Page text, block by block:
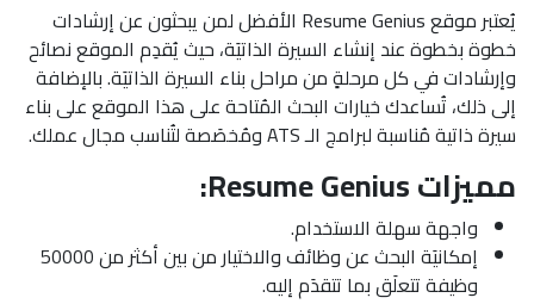
يُعتبر موقع Resume Genius الأفضل لمن يبحثون عن إرشادات
خطوة بخطوة عند إنشاء السيرة الذاتيَة، حيث يُقدِم الموقع نصائح
وإرشادات في كل مرحلةٍ من مراحل بناء السيرة الذاتيَة. بالإضافة
إلى ذلك، تُساعدك خيارات البحث المُتاحة على هذا الموقع على بناء
سيرة ذاتية مُناسبة لبرامج الـ ATS ومُخصَصة لتُناسب مجال عملك.
مميزات Resume Genius:
واجهة سهلة الاستخدام.
إمكانيَة البحث عن وظائف والاختيار من بين أكثر من 50000
وظيفة تتعلَق بما تتقدَم إليه.